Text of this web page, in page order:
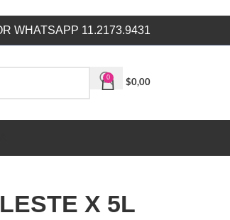
WHATSAPP 11.2173.9431
0
$0,00
X 5L